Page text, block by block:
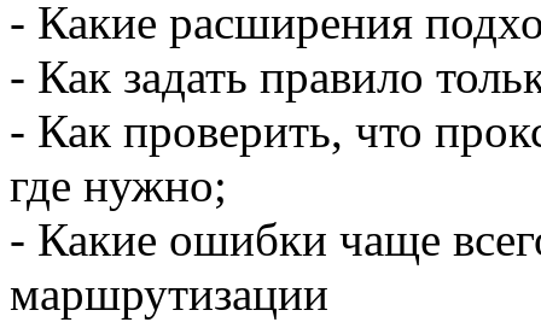
- Какие расширения
- Как задать правило
- Как проверить, что
где нужно;
- Какие ошибки чаще
маршрутизации